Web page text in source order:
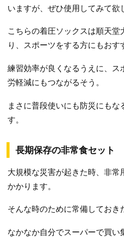
いますが、ぜひ使用してみて欲
こちらの着圧ソックスは順天堂
り、スポーツをする方にもおす
練習効率が良くなるうえに、ス
労軽減にもつながるそう。
まさに普段使いにも防災にも
す。
長期保存の非常食セット
大規模な災害が起きた時、非常
かかります。
そんな時のために常備しておき
なかなか自分でスーパーで買い